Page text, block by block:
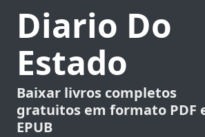
Diario Do
Estado
Baixar livros completos
gratuitos em formato PDF
EPUB